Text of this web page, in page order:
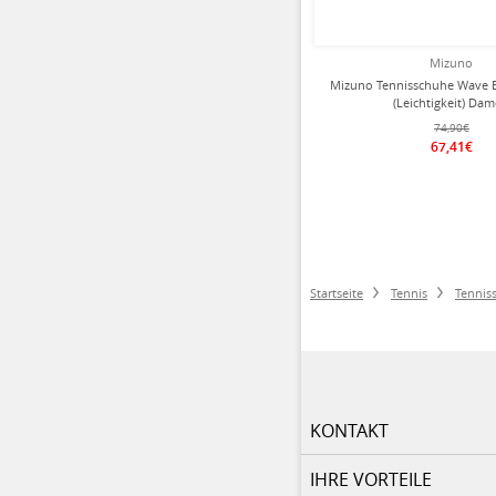
Mizuno
Mizuno Tennisschuhe Wave
(Leichtigkeit)
74,90€
67,41€
Startseite Tennis
KONTAKT
IHRE VORTEILE